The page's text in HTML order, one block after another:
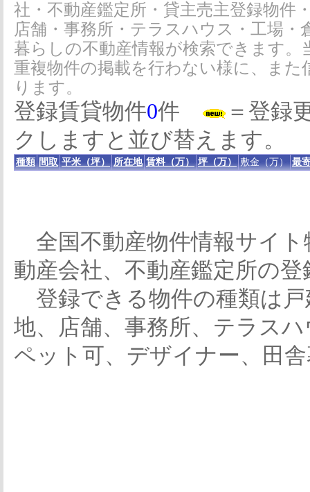
社・不動産鑑定所・貸主売主登録物件
店舗・事務所・テラスハウス・工場
暮らしの不動産情報が検索できます
重複物件の掲載を行わない様に、ま
ります。
登録賃貸物件0件
＝登録
クしますと並び替えます。
種類 間取 平米（坪） 所在地 賃料（万） 坪（万） 敷金（万） 最
全国不動産物件情報サイト
動産会社、不動産鑑定所の
登録できる物件の種類は
地、店舗、事務所、テラス
ペット可、デザイナー、田